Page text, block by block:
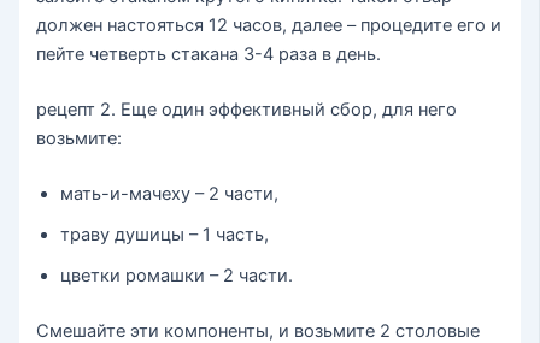
должен настояться 12 часов, далее – процедите его и
пейте четверть стакана 3-4 раза в день.
рецепт 2. Еще один эффективный сбор, для него
возьмите:
мать-и-мачеху – 2 части,
траву душицы – 1 часть,
цветки ромашки – 2 части.
Смешайте эти компоненты, и возьмите 2 столовые